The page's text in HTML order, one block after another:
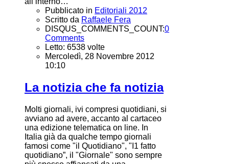
Pubblicato in Editoriali 2012
Scritto da Raffaele Fera
DISQUS_COMMENTS_COUNT:0
Comments
Letto: 6538 volte
Mercoledì, 28 Novembre 2012
10:10
La notizia che fa notizia
Molti giornali, ivi compresi quotidiani, si
avviano ad avere, accanto al cartaceo
una edizione telematica on line. In
Italia già da qualche tempo giornali
famosi come "il Quotidiano", "I1 fatto
quotidiano”, il "Giornale" sono sempre